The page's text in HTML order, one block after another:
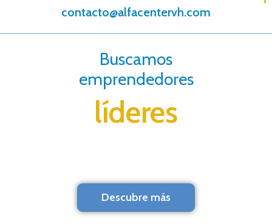
contacto@alfacentervh.com
Buscamos
emprendedores
líderes
Descubre más